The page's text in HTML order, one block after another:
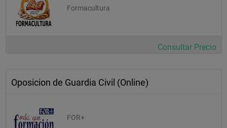
Formacultura
Consultar Precio
Oposicion de Guardia Civil (Online)
FOR+